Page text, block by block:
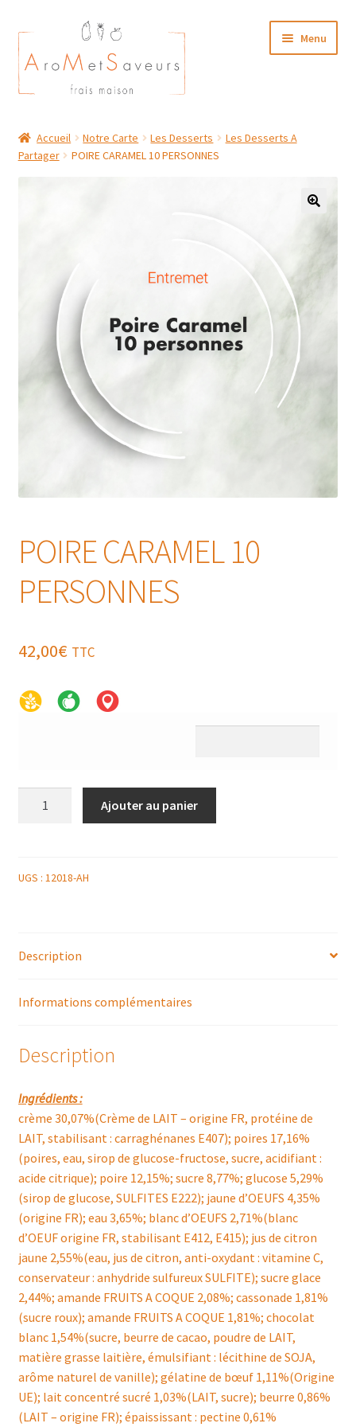
Aller
à
la
navigation
Aller
au
contenu
Menu
Plat du Jour/ Menu Week end
Accueil Notre Carte Les Desserts
Les Desserts A
Partager
POIRE CARAMEL 10 PERSONNES
POIRE CARAMEL 10
PERSONNES
42,00€ TTC
10
Ajouter au panier
UGS : 12018-AH
Description
Informations complémentaires
Description
Ingrédients :
crème 30,07%(Crème de LAIT – origine FR, protéine de
LAIT, stabilisant : carraghénanes E407); poires 17,16%
(poires, eau, sirop de glucose-fructose, sucre, acidifiant :
acide citrique); poire 12,15%; sucre 8,77%; glucose 5,29%
(sirop de glucose, SULFITES E222); jaune d’OEUFS 4,35%
(origine FR); eau 3,65%; blanc d’OEUFS 2,71%(blanc
d’OEUF origine FR, stabilisant E412, E415); jus de citron
jaune 2,55%(eau, jus de citron, anti-oxydant : vitamine C,
conservateur : anhydride sulfureux SULFITE); sucre glace
2,44%; amande FRUITS A COQUE 2,08%; cassonade 1,81%
(sucre roux); amande FRUITS A COQUE 1,81%; chocolat
blanc 1,54%(sucre, beurre de cacao, poudre de LAIT,
matière grasse laitière, émulsifiant : lécithine de SOJA,
arôme naturel de vanille); gélatine de bœuf 1,11%(Origine
UE); lait concentré sucré 1,03%(LAIT, sucre); beurre 0,86%
(LAIT – origine FR); épaississant : pectine 0,61%